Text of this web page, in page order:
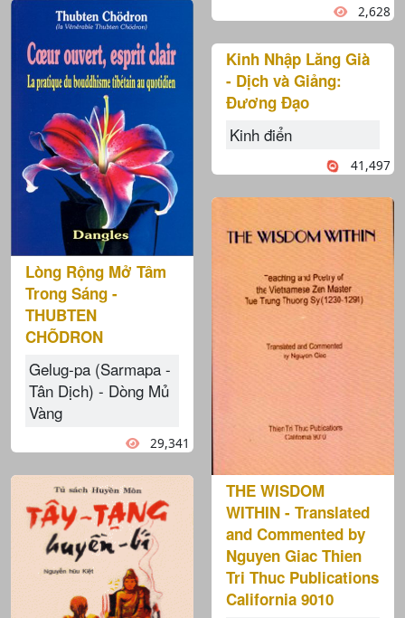
Lòng Rộng Mở Tâm
Trong Sáng -
THUBTEN
CHÕDRON
Gelug-pa (Sarmapa -
Tân Dịch) - Dòng Mủ
Vàng
29,341
2,628
Kinh Nhập Lăng Già
- Dịch và Giảng:
Đương Đạo
Kinh điển
41,497
THE WISDOM
WITHIN - Translated
and Commented by
Nguyen Giac Thien
Tri Thuc Publications
California 9010